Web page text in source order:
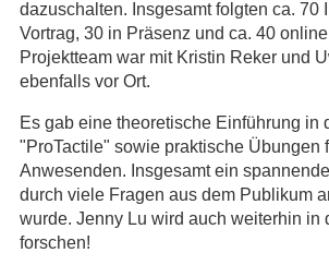
dazuschalten. Insgesamt folgten ca. 70
Vortrag, 30 in Präsenz und ca. 40
Projektteam war mit Kristin Reker und
ebenfalls vor Ort.
Es gab eine theoretische Einführung in
"ProTactile" sowie praktische Übungen
Anwesenden. Insgesamt ein
durch viele Fragen aus dem Publikum
wurde. Jenny Lu wird auch weiterhin in
forschen!